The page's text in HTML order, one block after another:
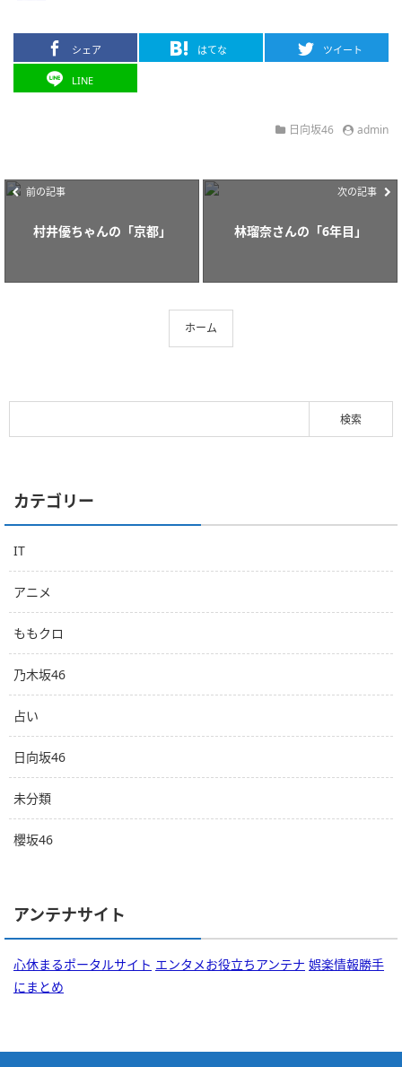
シェア はてな ツイート
LINE
日向坂46 admin
前の記事
村井優ちゃんの「京都」
次の記事
林瑠奈さんの「6年目」
ホーム
カテゴリー
IT
アニメ
ももクロ
乃木坂46
占い
日向坂46
未分類
櫻坂46
アンテナサイト
心休まるポータルサイト エンタメお役立ちアンテナ 娯楽情報勝手
にまとめ